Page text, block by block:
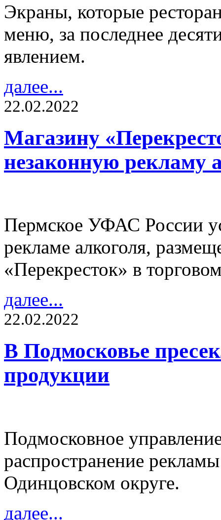
Экраны, которые
меню, за последнее
явлением.
далее...
22.02.2022
Магазину
незаконную рекламу
Пермское УФАС России
рекламе алкоголя,
«Перекресток» в
далее...
22.02.2022
В Подмосковье
продукции
Подмосковное
распространение
Одинцовском округе.
далее...